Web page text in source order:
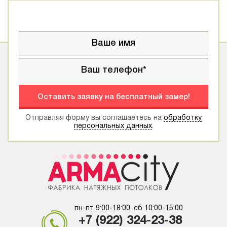
Оставить заявку на бесплатный замер!
Отправляя форму вы соглашаетесь на обработку
персональных данных.
пн-пт 9:00-18:00, сб 10:00-15:00
+7 (922) 324-23-38